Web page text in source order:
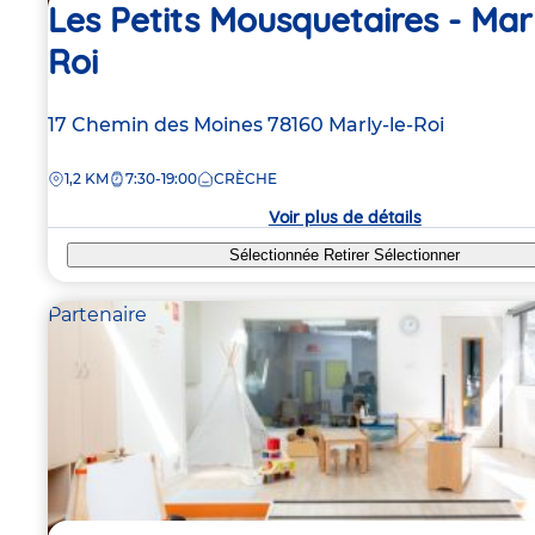
Les Petits Mousquetaires -
Roi
Adresse
la
17 Chemin des Moines 78160 Marly-le-Roi
DISTANCE
1,2 KM 7:30-19:00 CRÈCHE
Voir plus de détails
Sélectionnée RetirerSélectionner
Partenaire